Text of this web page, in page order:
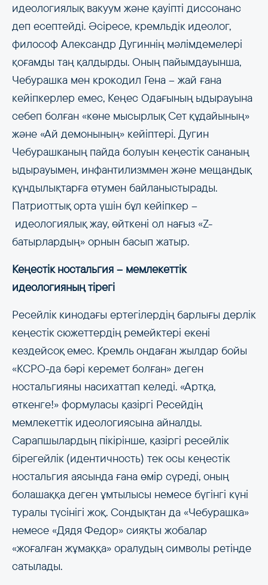
идеологиялық вакуум және қауіпті диссонанс
деп есептейді. Әсіресе, кремльдік идеолог,
философ Александр Дугиннің мәлімдемелері
қоғамды таң қалдырды. Оның пайымдауынша,
Чебурашка мен крокодил Гена –​​​​​​​ жай ғана
кейіпкерлер емес, Кеңес Одағының ыдырауына
себеп болған «көне мысырлық Сет құдайының»
және «Ай демонының» кейіптері. Дугин
Чебурашканың пайда болуын кеңестік сананың
ыдырауымен, инфантилизммен және мещандық
құндылықтарға өтумен байланыстырады.
Патриоттық орта үшін бұл кейіпкер –​​​​​​​
идеологиялық жау, өйткені ол нағыз «Z-
батырлардың» орнын басып жатыр.
Кеңестік ностальгия –​​​​​​​ мемлекеттік
идеологияның тірегі
Ресейлік кинодағы ертегілердің барлығы дерлік
кеңестік сюжеттердің ремейктері екені
кездейсоқ емес. Кремль ондаған жылдар бойы
«КСРО-да бәрі керемет болған» деген
ностальгияны насихаттап келеді. «Артқа,
өткенге!» формуласы қазіргі Ресейдің
мемлекеттік идеологиясына айналды.
Сарапшылардың пікірінше, қазіргі ресейлік
бірегейлік (идентичность) тек осы кеңестік
ностальгия аясында ғана өмір сүреді, оның
болашаққа деген ұмтылысы немесе бүгінгі күні
туралы түсінігі жоқ. Сондықтан да «Чебурашка»
немесе «Дядя Федор» сияқты жобалар
«жоғалған жұмаққа» оралудың символы ретінде
сатылады.